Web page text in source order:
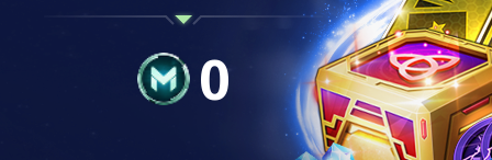
0